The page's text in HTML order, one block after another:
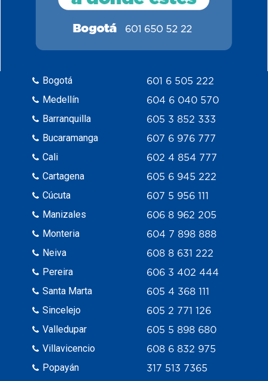
Bogotá
Medellín
Barranquilla
Bucaramanga
Cali
Cartagena
Cúcuta
Manizales
Monteria
Neiva
Pereira
Santa Marta
Sincelejo
Valledupar
Villavicencio
Popayán
601 6 505 222
604 6 040 570
605 3 852 333
607 6 976 777
602 4 854 777
605 6 945 222
607 5 956 111
606 8 962 205
604 7 898 888
608 8 631 222
606 3 402 444
605 4 368 111
605 2 771 126
605 5 898 680
608 6 832 975
317 513 7365